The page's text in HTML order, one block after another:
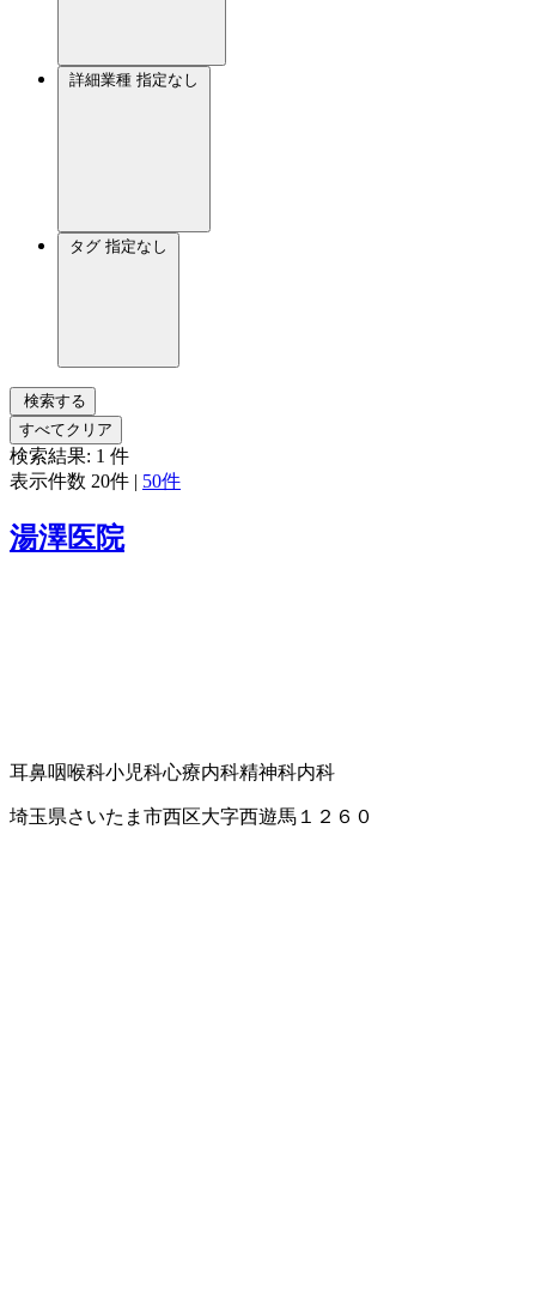
詳細業種 指定なし
タグ 指定なし
検索する
すべてクリア
検索結果: 1 件
表示件数 20件 | 50件
湯澤医院
耳鼻咽喉科小児科心療内科精神科内科
埼玉県さいたま市西区大字西遊馬１２６０